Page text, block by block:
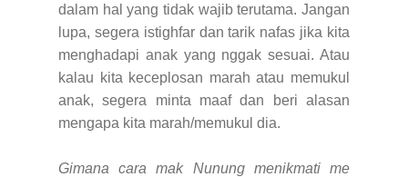
dalam hal yang tidak wajib terutama. Jangan
lupa, segera istighfar dan tarik nafas jika kita
menghadapi anak yang nggak sesuai. Atau
kalau kita keceplosan marah atau memukul
anak, segera minta maaf dan beri alasan
mengapa kita marah/memukul dia.
Gimana cara mak Nunung menikmati me